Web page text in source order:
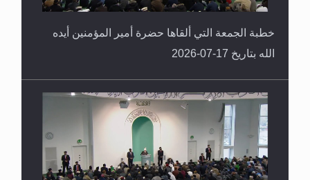
خطبة الجمعة التي ألقاها حضرة أمير المؤمنين أيده
الله بتاريخ 17-07-2026